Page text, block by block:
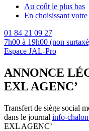
Au coût le plus bas
En choisissant
01 84 21 09 27
7h00 à 19h00 (non
Espace JAL-Pro
ANNONCE
EXL AGENC’
Transfert de siège social
dans le journal info-
EXL AGENC’